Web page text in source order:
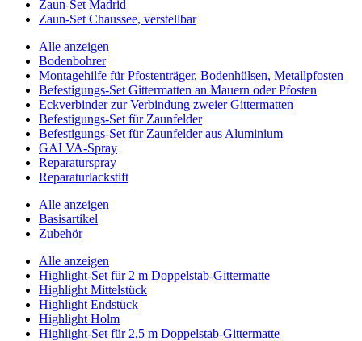
Zaun-Set Madrid
Zaun-Set Chaussee, verstellbar
Alle anzeigen
Bodenbohrer
Montagehilfe für Pfostenträger, Bodenhülsen, Metallpfosten
Befestigungs-Set Gittermatten an Mauern oder Pfosten
Eckverbinder zur Verbindung zweier Gittermatten
Befestigungs-Set für Zaunfelder
Befestigungs-Set für Zaunfelder aus Aluminium
GALVA-Spray
Reparaturspray
Reparaturlackstift
Alle anzeigen
Basisartikel
Zubehör
Alle anzeigen
Highlight-Set für 2 m Doppelstab-Gittermatte
Highlight Mittelstück
Highlight Endstück
Highlight Holm
Highlight-Set für 2,5 m Doppelstab-Gittermatte